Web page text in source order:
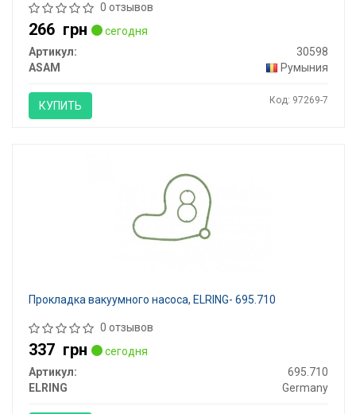
0 отзывов
266 грн
сегодня
Артикул:
30598
ASAM
Румыния
КУПИТЬ Код: 97269-7
Прокладка вакуумного насоса, ELRING- 695.710
0 отзывов
337 грн
сегодня
Артикул:
695.710
ELRING
Germany